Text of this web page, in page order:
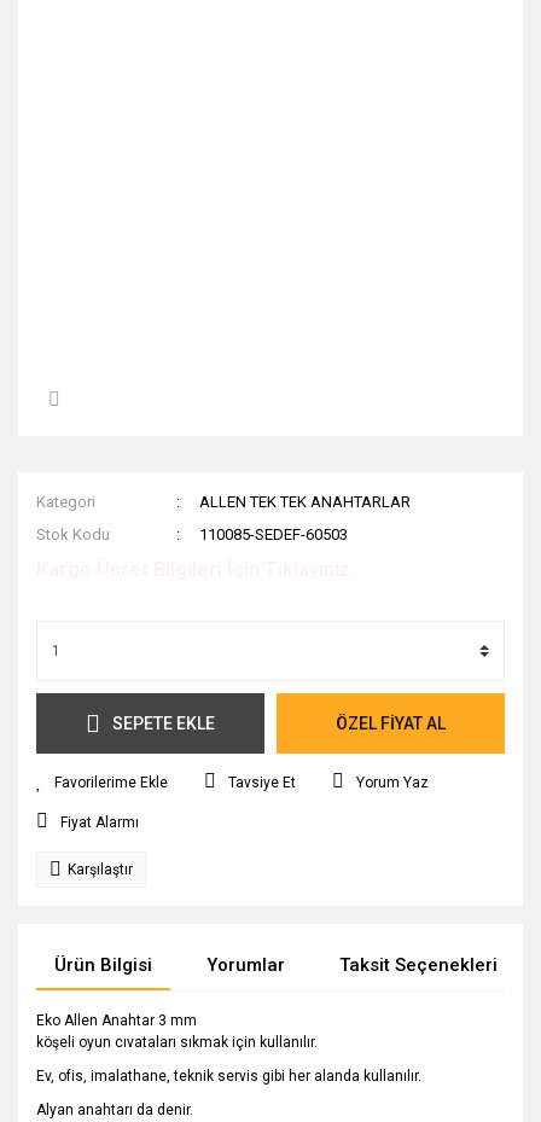
Kategori
ALLEN TEK TEK ANAHTARLAR
Stok Kodu
110085-SEDEF-60503
SEPETE EKLE ÖZEL FİYAT AL
Tavsiye Et Yorum Yaz
Fiyat Alarmı
Karşılaştır
Ürün Bilgisi Yorumlar Taksit Seçenekleri
Eko Allen Anahtar 3 mm
köşeli oyun cıvataları sıkmak için kullanılır.
Ev, ofis, imalathane, teknik servis gibi her alanda kullanılır.
Alyan anahtarı da denir.